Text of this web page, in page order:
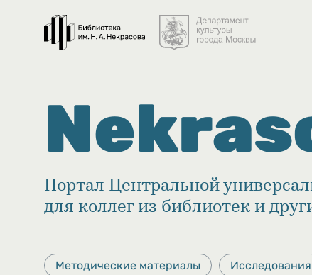
Портал Центральной
для коллег из библиотек и
Методические материалы Исследования